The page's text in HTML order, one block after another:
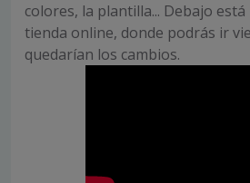
colores, la plantilla... Debajo
tienda online, donde podrás ir
quedarían los cambios.